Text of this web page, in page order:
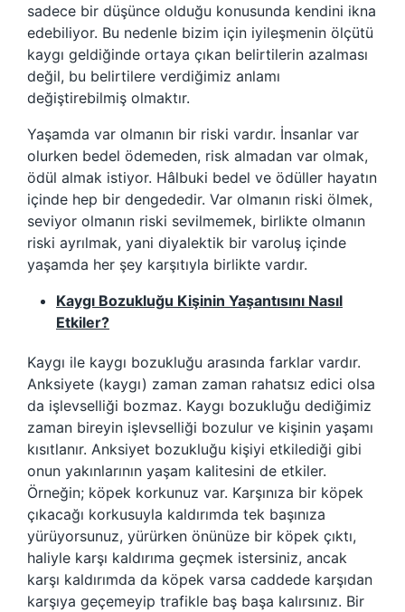
sadece bir düşünce olduğu konusunda kendini ikna
edebiliyor. Bu nedenle bizim için iyileşmenin ölçütü
kaygı geldiğinde ortaya çıkan belirtilerin azalması
değil, bu belirtilere verdiğimiz anlamı
değiştirebilmiş olmaktır.
Yaşamda var olmanın bir riski vardır. İnsanlar var
olurken bedel ödemeden, risk almadan var olmak,
ödül almak istiyor. Hâlbuki bedel ve ödüller hayatın
içinde hep bir dengededir. Var olmanın riski ölmek,
seviyor olmanın riski sevilmemek, birlikte olmanın
riski ayrılmak, yani diyalektik bir varoluş içinde
yaşamda her şey karşıtıyla birlikte vardır.
Kaygı Bozukluğu Kişinin Yaşantısını Nasıl
Etkiler?
Kaygı ile kaygı bozukluğu arasında farklar vardır.
Anksiyete (kaygı) zaman zaman rahatsız edici olsa
da işlevselliği bozmaz. Kaygı bozukluğu dediğimiz
zaman bireyin işlevselliği bozulur ve kişinin yaşamı
kısıtlanır. Anksiyet bozukluğu kişiyi etkilediği gibi
onun yakınlarının yaşam kalitesini de etkiler.
Örneğin; köpek korkunuz var. Karşınıza bir köpek
çıkacağı korkusuyla kaldırımda tek başınıza
yürüyorsunuz, yürürken önünüze bir köpek çıktı,
haliyle karşı kaldırıma geçmek istersiniz, ancak
karşı kaldırımda da köpek varsa caddede karşıdan
karşıya geçemeyip trafikle baş başa kalırsınız. Bir